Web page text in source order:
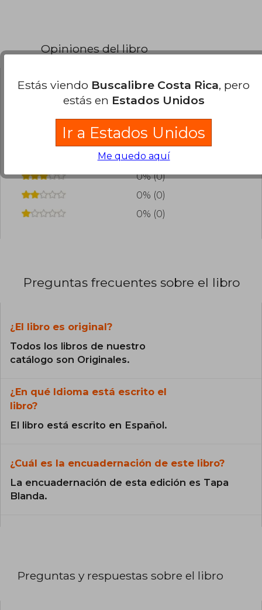
Opiniones del libro
¿Leíste este libro? Inicia sesión para poder
agregar tu propia evaluación.
0% (0)
0% (0)
0% (0)
0% (0)
0% (0)
Preguntas frecuentes sobre el libro
¿El libro es original?
Todos los libros de nuestro
catálogo son Originales.
¿En qué Idioma está escrito el
libro?
El libro está escrito en Español.
¿Cuál es la encuadernación de este libro?
La encuadernación de esta edición es Tapa
Blanda.
Preguntas y respuestas sobre el libro
Estás viendo Buscalibre Costa Rica, pero
estás en Estados Unidos
Ir a Estados Unidos
Me quedo aquí